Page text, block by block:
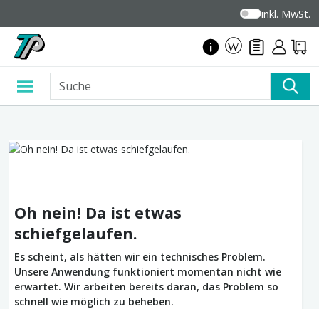
inkl. MwSt.
Oh nein! Da ist etwas
schiefgelaufen.
Es scheint, als hätten wir ein technisches Problem.
Unsere Anwendung funktioniert momentan nicht wie
erwartet. Wir arbeiten bereits daran, das Problem so
schnell wie möglich zu beheben.